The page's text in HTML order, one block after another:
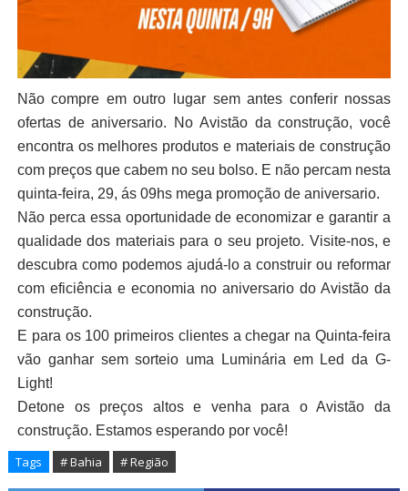
Não compre em outro lugar sem antes conferir nossas
ofertas de aniversario. No Avistão da construção, você
encontra os melhores produtos e materiais de construção
com preços que cabem no seu bolso. E não percam nesta
quinta-feira, 29, ás 09hs mega promoção de aniversario.
Não perca essa oportunidade de economizar e garantir a
qualidade dos materiais para o seu projeto. Visite-nos, e
descubra como podemos ajudá-lo a construir ou reformar
com eficiência e economia no aniversario do Avistão da
construção.
E para os 100 primeiros clientes a chegar na Quinta-feira
vão ganhar sem sorteio uma Luminária em Led da G-
Light!
Detone os preços altos e venha para o Avistão da
construção. Estamos esperando por você!
Tags # Bahia # Região